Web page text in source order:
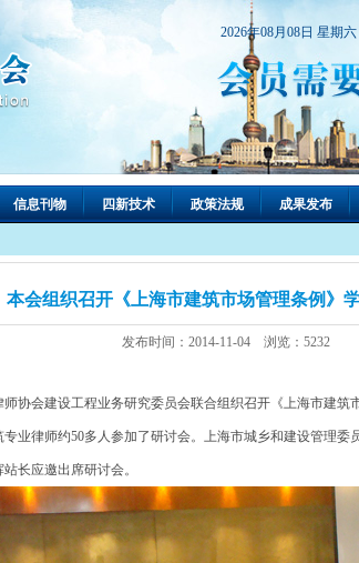
2026年08月08日 星期
信息刊物 四新技术 政策法规 成果发布
本会组织召开《上海市建筑市场管理条例》
发布时间：2014-11-04 浏览：5232
协会建设工程业务研究委员会联合组织召开《上海市建筑
业律师约50多人参加了研讨会。上海市城乡和建设管理委
长应邀出席研讨会。